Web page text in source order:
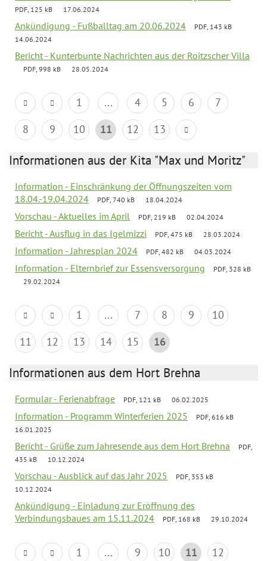
PDF, 125 kB 17.06.2024
Ankündigung - Fußballtag am 20.06.2024
PDF, 143 kB
14.06.2024
Bericht - Kunterbunte Nachrichten aus der Roitzscher Villa
PDF, 998 kB 28.05.2024
1 ... 4 5 6
7
8
9 10 11 12 13
Informationen aus der Kita "Max und Moritz"
Information - Einschränkung der Öffnungszeiten vom
18.04.-19.04.2024
PDF, 740 kB 18.04.2024
Vorschau - Aktuelles im April PDF, 219 kB 02.04.2024
Bericht - Ausflug in das Igelmizzi PDF, 475 kB 28.03.2024
Information - Jahresplan 2024 PDF, 482 kB 04.03.2024
Information - Elternbrief zur Essensversorgung
PDF, 328 kB
29.02.2024
1 ... 7 8 9
10
11
12 13 14 15 16
Informationen aus dem Hort Brehna
Formular - Ferienabfrage PDF, 121 kB 06.02.2025
Information - Programm Winterferien 2025
PDF, 616 kB
16.01.2025
Bericht - Grüße zum Jahresende aus dem Hort Brehna
PDF,
435 kB
10.12.2024
Vorschau - Ausblick auf das Jahr 2025
PDF, 353 kB
10.12.2024
Ankündigung - Einladung zur Eröffnung des
Verbindungsbaues am 15.11.2024
PDF, 168 kB 29.10.2024
1 ... 9 10 11
12